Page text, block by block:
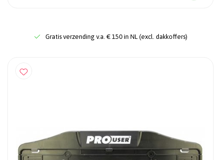
Gratis verzending v.a. € 150 in NL (excl. dakkoffers)